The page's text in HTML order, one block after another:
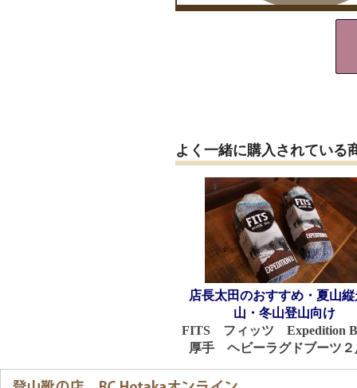
よく一緒に購入されている
店長太田のおすすめ・夏山
山・冬山登山向け
FITS フィッツ Expedition
厚手 ヘビーラグドブーツ２